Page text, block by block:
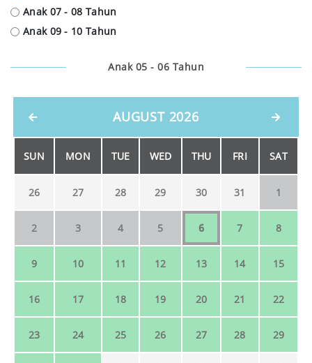
Anak 07 - 08 Tahun
Anak 09 - 10 Tahun
Anak 05 - 06 Tahun
AUGUST 2026
SUN MON TUE WED THU FRI SAT
26 27 28 29 30 31 1
2 3 4 5 6 7 8
9 10 11 12 13 14 15
16 17 18 19 20 21 22
23 24 25 26 27 28 29